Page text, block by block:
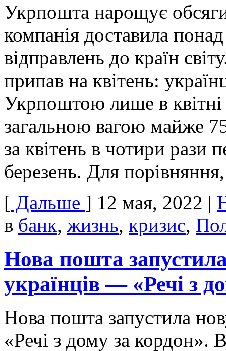
Укрпошта нарощує обсяги
компанія доставила
відправлень до країн
припав на квітень:
Укрпоштою лише в
загальною вагою майже
за квітень в чотири рази
березень. Для
[ Дальше ] 12 мая, 2022 |
в банк, жизнь, кризис,
Нова пошта
українців — «Речі з
Нова пошта запустила
«Речі з дому за кордон».